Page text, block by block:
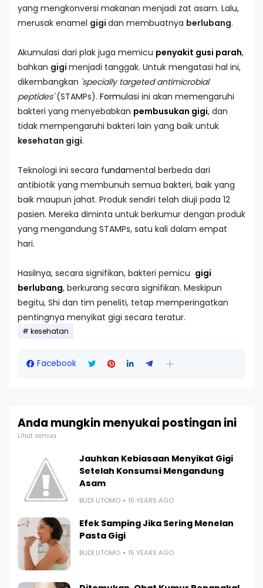
yang mengkonversi makanan menjadi zat asam. Lalu,
merusak enamel gigi dan membuatnya berlubang.
Akumulasi dari plak juga memicu penyakit gusi parah,
bahkan gigi menjadi tanggak. Untuk mengatasi hal ini,
dikembangkan 'specially targeted antimicrobial
peptides'(STAMPs). Formulasi ini akan memengaruhi
bakteri yang menyebabkan pembusukan gigi, dan
tidak mempengaruhi bakteri lain yang baik untuk
kesehatan gigi.
Teknologi ini secara fundamental berbeda dari
antibiotik yang membunuh semua bakteri, baik yang
baik maupun jahat. Produk sendiri telah diuji pada 12
pasien. Mereka diminta untuk berkumur dengan produk
yang mengandung STAMPs, satu kali dalam empat
hari.
Hasilnya, secara signifikan, bakteri pemicu gigi
berlubang, berkurang secara signifikan. Meskipun
begitu, Shi dan tim peneliti, tetap memperingatkan
pentingnya menyikat gigi secara teratur.
kesehatan
Facebook
Anda mungkin menyukai postingan ini
Lihat semua
Jauhkan Kebiasaan Menyikat Gigi
Setelah Konsumsi Mengandung
Asam
BUDI UTOMO 15 YEARS AGO
Efek Samping Jika Sering Menelan
Pasta Gigi
BUDI UTOMO 15 YEARS AGO